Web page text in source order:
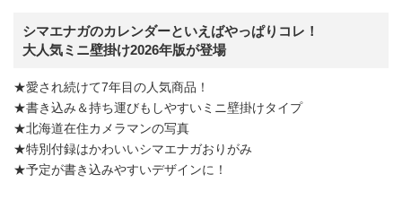
シマエナガのカレンダーといえばやっぱりコレ！
大人気ミニ壁掛け2026年版が登場
★愛され続けて7年目の人気商品！
★書き込み＆持ち運びもしやすいミニ壁掛けタイプ
★北海道在住カメラマンの写真
★特別付録はかわいいシマエナガおりがみ
★予定が書き込みやすいデザインに！